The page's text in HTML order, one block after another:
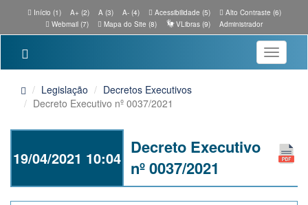
Início (1) A+ (2) A (3) A- (4) Acessibilidade (5)
Alto Contraste (6)
Webmail (7)
Mapa do Site (8) VLibras (9) Administrador
Toggle
Legislação
Decretos Executivos
Decreto Executivo nº 0037/2021
19/04/2021 10:04
Decreto Executivo
nº 0037/2021